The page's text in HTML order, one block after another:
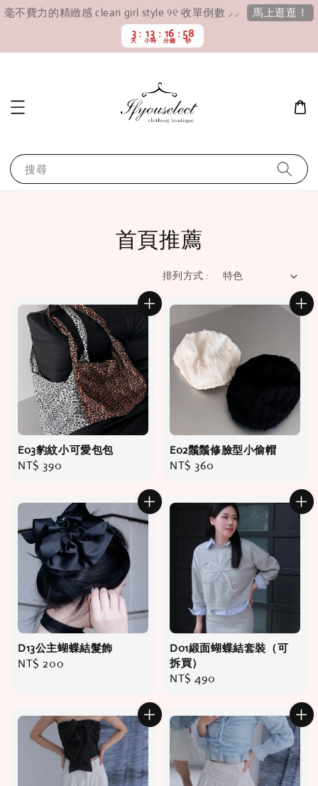
毫不費力的精緻感 clean girl style ୨୧ 收單倒數 ⸝⸝
馬上逛逛！
3
天
13
小時
16
分鐘
56
秒
搜尋
首頁推薦
排列方式 :
E03豹紋小可愛包包
Regular
NT$ 390
E02鬚鬚修臉型小偷帽
Regular
NT$ 360
D13公主蝴蝶結髮飾
Regular
NT$ 200
D01緞面蝴蝶結套裝（可
拆買）
Regular
NT$ 490